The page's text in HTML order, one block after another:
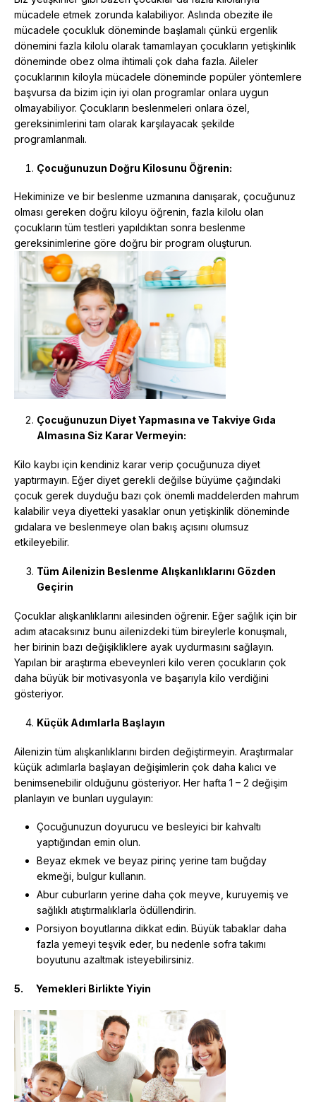
mücadele etmek zorunda kalabiliyor. Aslında obezite ile
mücadele çocukluk döneminde başlamalı çünkü ergenlik
dönemini fazla kilolu olarak tamamlayan çocukların yetişkinlik
döneminde obez olma ihtimali çok daha fazla. Aileler
çocuklarının kiloyla mücadele döneminde popüler yöntemlere
başvursa da bizim için iyi olan programlar onlara uygun
olmayabiliyor. Çocukların beslenmeleri onlara özel,
gereksinimlerini tam olarak karşılayacak şekilde
programlanmalı.
Çocuğunuzun Doğru Kilosunu Öğrenin:
Hekiminize ve bir beslenme uzmanına danışarak, çocuğunuz
olması gereken doğru kiloyu öğrenin, fazla kilolu olan
çocukların tüm testleri yapıldıktan sonra beslenme
gereksinimlerine göre doğru bir program oluşturun.
Çocuğunuzun Diyet Yapmasına ve Takviye Gıda
Almasına Siz Karar Vermeyin:
Kilo kaybı için kendiniz karar verip çocuğunuza diyet
yaptırmayın. Eğer diyet gerekli değilse büyüme çağındaki
çocuk gerek duyduğu bazı çok önemli maddelerden mahrum
kalabilir veya diyetteki yasaklar onun yetişkinlik döneminde
gıdalara ve beslenmeye olan bakış açısını olumsuz
etkileyebilir.
Tüm Ailenizin Beslenme Alışkanlıklarını Gözden
Geçirin
Çocuklar alışkanlıklarını ailesinden öğrenir. Eğer sağlık için bir
adım atacaksınız bunu ailenizdeki tüm bireylerle konuşmalı,
her birinin bazı değişikliklere ayak uydurmasını sağlayın.
Yapılan bir araştırma ebeveynleri kilo veren çocukların çok
daha büyük bir motivasyonla ve başarıyla kilo verdiğini
gösteriyor.
Küçük Adımlarla Başlayın
Ailenizin tüm alışkanlıklarını birden değiştirmeyin. Araştırmalar
küçük adımlarla başlayan değişimlerin çok daha kalıcı ve
benimsenebilir olduğunu gösteriyor. Her hafta 1 – 2 değişim
planlayın ve bunları uygulayın:
Çocuğunuzun doyurucu ve besleyici bir kahvaltı
yaptığından emin olun.
Beyaz ekmek ve beyaz pirinç yerine tam buğday
ekmeği, bulgur kullanın.
Abur cuburların yerine daha çok meyve, kuruyemiş ve
sağlıklı atıştırmalıklarla ödüllendirin.
Porsiyon boyutlarına dikkat edin. Büyük tabaklar daha
fazla yemeyi teşvik eder, bu nedenle sofra takımı
boyutunu azaltmak isteyebilirsiniz.
5. Yemekleri Birlikte Yiyin